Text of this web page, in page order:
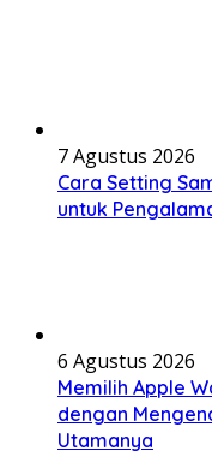
7 Agustus 2026
Cara Setting
untuk
6 Agustus 2026
Memilih Apple
dengan
Utamanya